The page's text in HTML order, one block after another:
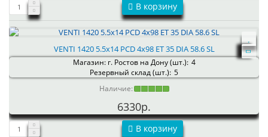
В корзину
VENTI 1420 5.5x14 PCD 4x98 ET 35 DIA 58.6 SL
Магазин: г. Ростов на Дону (шт.): 4
Резервный склад (шт.): 5
Наличие:
6330р.
В корзину